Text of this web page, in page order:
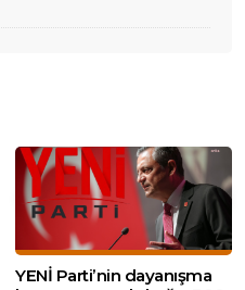
YENİ Parti’nin dayanışma